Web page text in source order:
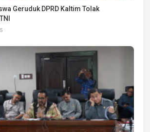
Geruduk DPRD Kaltim Tolak